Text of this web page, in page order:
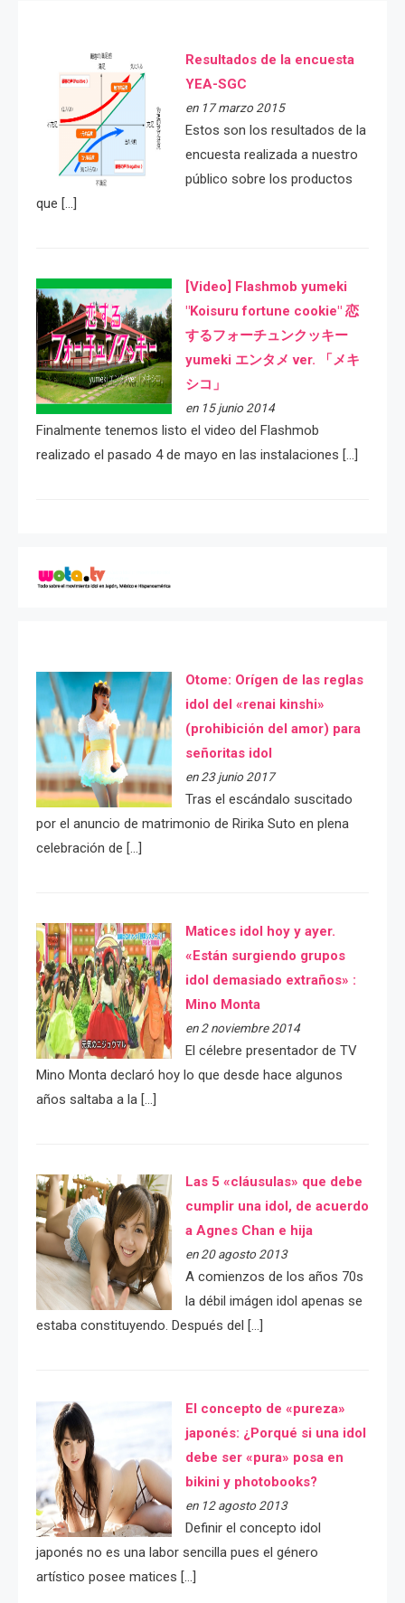
Resultados de la encuesta
YEA-SGC
en 17 marzo 2015
Estos son los resultados de la
encuesta realizada a nuestro
público sobre los productos
que […]
[Video] Flashmob yumeki
"Koisuru fortune cookie" 恋
するフォーチュンクッキー
yumeki エンタメ ver. 「メキ
シコ」
en 15 junio 2014
Finalmente tenemos listo el video del Flashmob
realizado el pasado 4 de mayo en las instalaciones […]
Otome: Orígen de las reglas
idol del «renai kinshi»
(prohibición del amor) para
señoritas idol
en 23 junio 2017
Tras el escándalo suscitado
por el anuncio de matrimonio de Ririka Suto en plena
celebración de […]
Matices idol hoy y ayer.
«Están surgiendo grupos
idol demasiado extraños» :
Mino Monta
en 2 noviembre 2014
El célebre presentador de TV
Mino Monta declaró hoy lo que desde hace algunos
años saltaba a la […]
Las 5 «cláusulas» que debe
cumplir una idol, de acuerdo
a Agnes Chan e hija
en 20 agosto 2013
A comienzos de los años 70s
la débil imágen idol apenas se
estaba constituyendo. Después del […]
El concepto de «pureza»
japonés: ¿Porqué si una idol
debe ser «pura» posa en
bikini y photobooks?
en 12 agosto 2013
Definir el concepto idol
japonés no es una labor sencilla pues el género
artístico posee matices […]